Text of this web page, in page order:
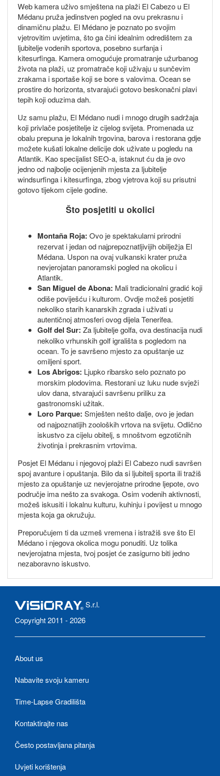
Web kamera uživo smještena na plaži El Cabezo u El
Médanu pruža jedinstven pogled na ovu prekrasnu i
dinamičnu plažu. El Médano je poznato po svojim
vjetrovitim uvjetima, što ga čini idealnim odredištem za
ljubitelje vodenih sportova, posebno surfanja i
kitesurfinga. Kamera omogućuje promatranje užurbanog
života na plaži, uz promatrače koji uživaju u sunčevim
zrakama i sportaše koji se bore s valovima. Ocean se
prostire do horizonta, stvarajući gotovo beskonačni plavi
tepih koji oduzima dah.
Uz samu plažu, El Médano nudi i mnogo drugih sadržaja
koji privlače posjetitelje iz cijelog svijeta. Promenada uz
obalu prepuna je lokalnih trgovina, barova i restorana gdje
možete kušati lokalne delicije dok uživate u pogledu na
Atlantik. Kao specijalist SEO-a, istaknut ću da je ovo
jedno od najbolje ocijenjenih mjesta za ljubitelje
windsurfinga i kitesurfinga, zbog vjetrova koji su prisutni
gotovo tijekom cijele godine.
Što posjetiti u okolici
Montaña Roja: Ovo je spektakularni prirodni
rezervat i jedan od najprepoznatljivijih obilježja El
Médana. Uspon na ovaj vulkanski krater pruža
nevjerojatan panoramski pogled na okolicu i
Atlantik.
San Miguel de Abona: Mali tradicionalni gradić koji
odiše poviješću i kulturom. Ovdje možeš posjetiti
nekoliko starih kanarskih zgrada i uživati u
autentičnoj atmosferi ovog dijela Tenerifea.
Golf del Sur: Za ljubitelje golfa, ova destinacija nudi
nekoliko vrhunskih golf igrališta s pogledom na
ocean. To je savršeno mjesto za opuštanje uz
omiljeni sport.
Los Abrigos: Ljupko ribarsko selo poznato po
morskim plodovima. Restorani uz luku nude svježi
ulov dana, stvarajući savršenu priliku za
gastronomski užitak.
Loro Parque: Smješten nešto dalje, ovo je jedan
od najpoznatijih zooloških vrtova na svijetu. Odlično
iskustvo za cijelu obitelj, s mnoštvom egzotičnih
životinja i prekrasnim vrtovima.
Posjet El Médanu i njegovoj plaži El Cabezo nudi savršen
spoj avanture i opuštanja. Bilo da si ljubitelj sporta ili tražiš
mjesto za opuštanje uz nevjerojatne prirodne ljepote, ovo
područje ima nešto za svakoga. Osim vodenih aktivnosti,
možeš iskusiti i lokalnu kulturu, kuhinju i povijest u mnogo
mjesta koja ga okružuju.
Preporučujem ti da uzmeš vremena i istražiš sve što El
Médano i njegova okolica mogu ponuditi. Uz tolika
nevjerojatna mjesta, tvoj posjet će zasigurno biti jedno
nezaboravno iskustvo.
S.r.l.
Copyright 2011 - 2026
About us
Nabavite svoju kameru
Time-Lapse Gradilišta
Kontaktirajte nas
Često postavljana pitanja
Uvjeti korištenja